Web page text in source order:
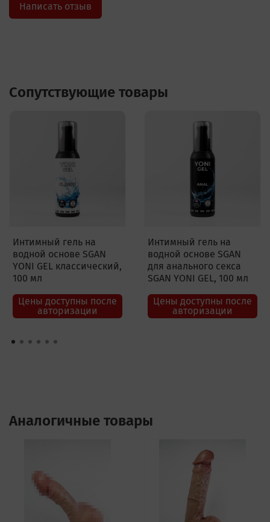
Написать отзыв
Сопутствующие товары
Интимный гель на
водной основе SGAN
YONI GEL классический,
100 мл
Цены доступны после
авторизации
Интимный гель на
водной основе SGAN
для анального секса
SGAN YONI GEL, 100 мл
Цены доступны после
авторизации
Аналогичные товары